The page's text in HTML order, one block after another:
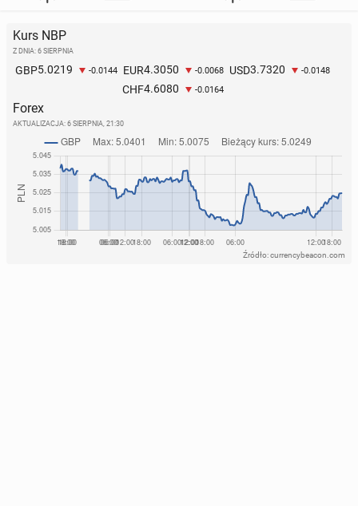
Kurs NBP
Z DNIA: 6 SIERPNIA
GBP5.0219 -0.0144 EUR4.3050 -0.0068 USD3.7320 -0.0148
CHF4.6080 -0.0164
Forex
AKTUALIZACJA: 6 SIERPNIA, 21:30
Źródło: currencybeacon.com